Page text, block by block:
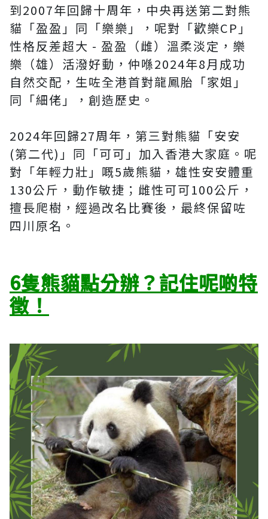
到2007年回歸十周年，中央再送第二對熊
貓「盈盈」同「樂樂」，呢對「歡樂CP」
性格反差超大 - 盈盈（雌）溫柔淡定，樂
樂（雄）活潑好動，仲喺2024年8月成功
自然交配，生咗全港首對龍鳳胎「家姐」
同「細佬」，創造歷史。
2024年回歸27周年，第三對熊貓「安安
(第二代)」同「可可」加入香港大家庭。呢
對「年輕力壯」嘅5歲熊貓，雄性安安體重
130公斤，動作敏捷；雌性可可100公斤，
擅長爬樹，經過改名比賽後，最終保留咗
四川原名。
6隻熊貓點分辦？記住呢啲特
徵！